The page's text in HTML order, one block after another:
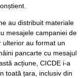
au distribuit materiale
mesajele campaniei de
ulterior au format un
pancarte cu mesajul
acțiune, CICDE i-a
toată țara, inclusiv din